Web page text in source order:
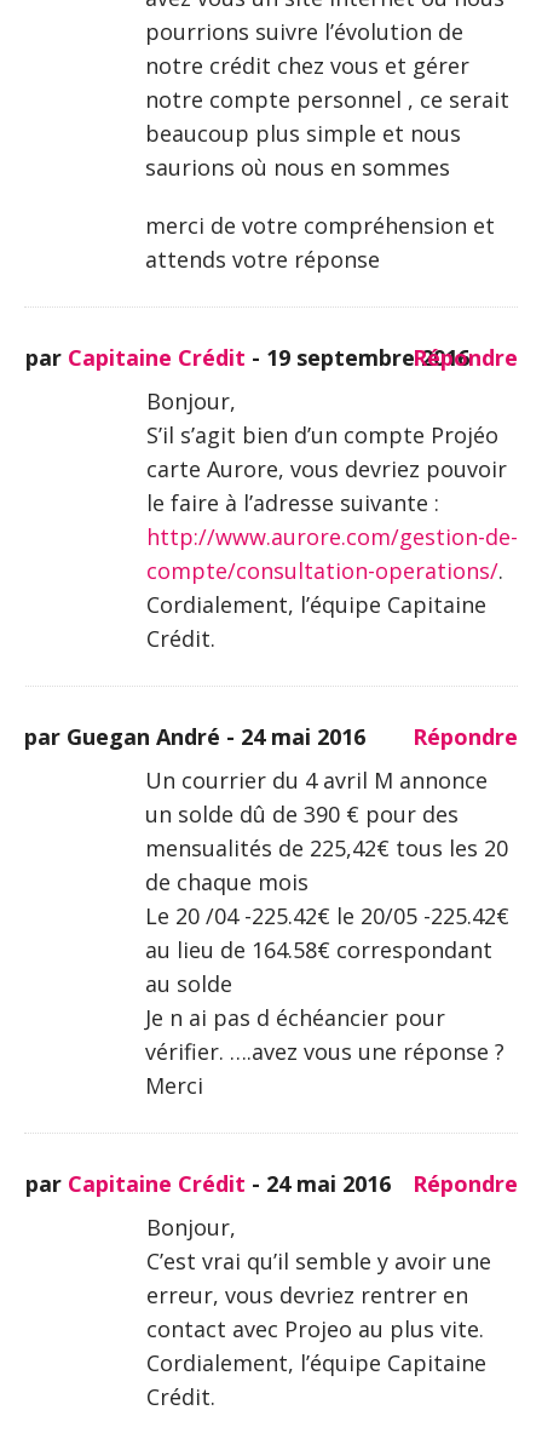
pourrions suivre l’évolution de
notre crédit chez vous et gérer
notre compte personnel , ce serait
beaucoup plus simple et nous
saurions où nous en sommes
merci de votre compréhension et
attends votre réponse
par Capitaine Crédit - 19 septembre 2016
Répondre
Bonjour,
S’il s’agit bien d’un compte Projéo
carte Aurore, vous devriez pouvoir
le faire à l’adresse suivante :
http://www.aurore.com/gestion-de-
compte/consultation-operations/.
Cordialement, l’équipe Capitaine
Crédit.
par Guegan André - 24 mai 2016
Répondre
Un courrier du 4 avril M annonce
un solde dû de 390 € pour des
mensualités de 225,42€ tous les 20
de chaque mois
Le 20 /04 -225.42€ le 20/05 -225.42€
au lieu de 164.58€ correspondant
au solde
Je n ai pas d échéancier pour
vérifier. ….avez vous une réponse ?
Merci
par Capitaine Crédit - 24 mai 2016
Répondre
Bonjour,
C’est vrai qu’il semble y avoir une
erreur, vous devriez rentrer en
contact avec Projeo au plus vite.
Cordialement, l’équipe Capitaine
Crédit.